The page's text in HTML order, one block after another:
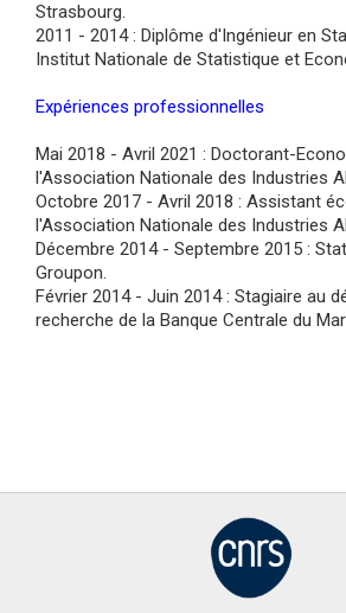
Strasbourg.
2011 - 2014 : Diplôme d'Ingénieur en
Institut Nationale de Statistique et
Expériences professionnelles
Mai 2018 - Avril 2021 : Doctorant-
l'Association Nationale des Industries
Octobre 2017 - Avril 2018 : Assistant
l'Association Nationale des Industries
Décembre 2014 - Septembre 2015 :
Groupon.
Février 2014 - Juin 2014 : Stagiaire au
recherche de la Banque Centrale du